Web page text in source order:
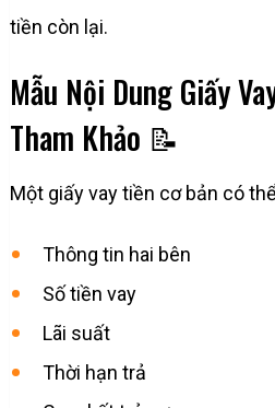
tiền còn lại.
Mẫu Nội Dung Giấy
Tham Khảo 📝
Một giấy vay tiền cơ bản có
Thông tin hai bên
Số tiền vay
Lãi suất
Thời hạn trả